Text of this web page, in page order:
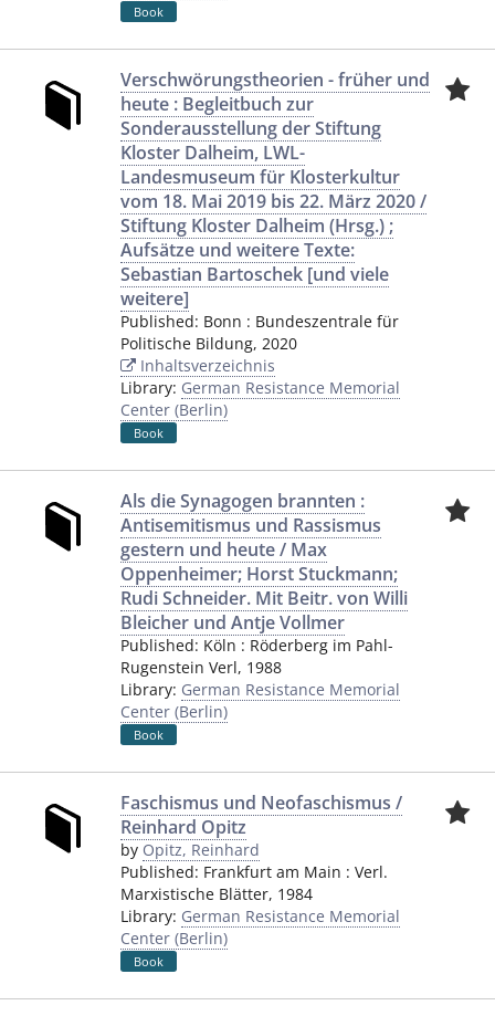
Book
Verschwörungstheorien - früher und
heute : Begleitbuch zur
Sonderausstellung der Stiftung
Kloster Dalheim, LWL-
Landesmuseum für Klosterkultur
vom 18. Mai 2019 bis 22. März 2020 /
Stiftung Kloster Dalheim (Hrsg.) ;
Aufsätze und weitere Texte:
Sebastian Bartoschek [und viele
weitere]
Published: Bonn : Bundeszentrale für
Politische Bildung, 2020
Inhaltsverzeichnis
Library: German Resistance Memorial
Center (Berlin)
Book
Als die Synagogen brannten :
Antisemitismus und Rassismus
gestern und heute / Max
Oppenheimer; Horst Stuckmann;
Rudi Schneider. Mit Beitr. von Willi
Bleicher und Antje Vollmer
Published: Köln : Röderberg im Pahl-
Rugenstein Verl, 1988
Library: German Resistance Memorial
Center (Berlin)
Book
Faschismus und Neofaschismus /
Reinhard Opitz
by Opitz, Reinhard
Published: Frankfurt am Main : Verl.
Marxistische Blätter, 1984
Library: German Resistance Memorial
Center (Berlin)
Book